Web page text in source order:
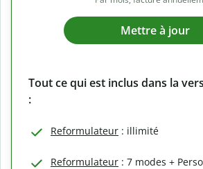
Mettre à jour
Tout ce qui est inclus dans la
:
Reformulateur : illimité
Reformulateur : 7 modes +